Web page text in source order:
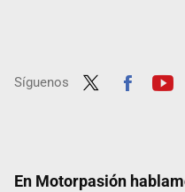
Síguenos
En Motorpasión